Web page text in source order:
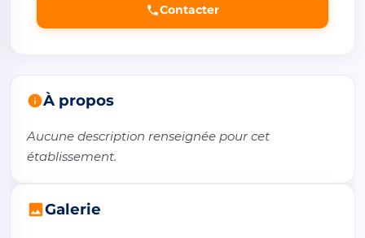
Contacter
À propos
Aucune description renseignée pour cet
établissement.
Galerie